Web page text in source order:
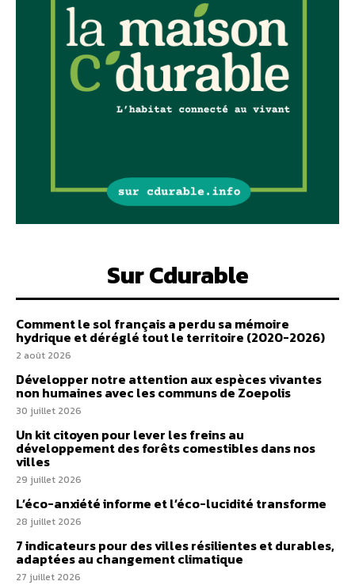
Sur Cdurable
Comment le sol français a perdu sa mémoire
hydrique et déréglé tout le territoire (2020-2026)
2 août 2026
Développer notre attention aux espèces vivantes
non humaines avec les communs de Zoepolis
30 juillet 2026
Un kit citoyen pour lever les freins au
développement des forêts comestibles dans nos
villes
29 juillet 2026
L’éco-anxiété informe et l’éco-lucidité transforme
28 juillet 2026
7 indicateurs pour des villes résilientes et durables,
adaptées au changement climatique
27 juillet 2026